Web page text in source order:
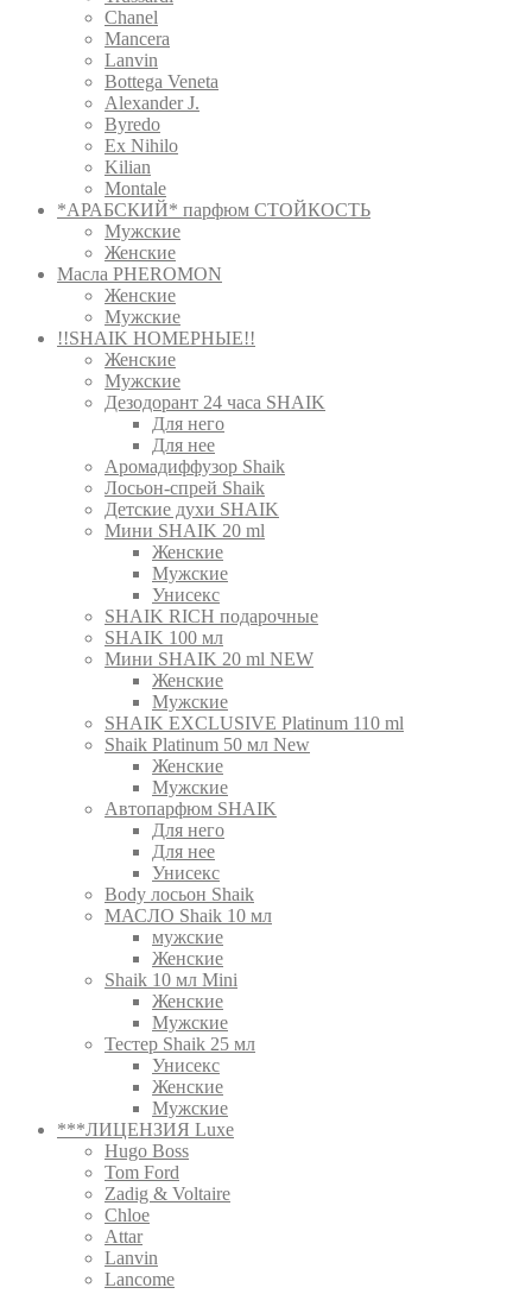
Chanel
Mancera
Lanvin
Bottega Veneta
Alexander J.
Byredo
Ex Nihilo
Kilian
Montale
*АРАБСКИЙ* парфюм СТОЙКОСТЬ
Мужские
Женские
Масла PHEROMON
Женские
Мужские
!!SHAIK НОМЕРНЫЕ!!
Женские
Мужские
Дезодорант 24 часа SHAIK
Для него
Для нее
Аромадиффузор Shaik
Лосьон-спрей Shaik
Детские духи SHAIK
Мини SHAIK 20 ml
Женские
Мужские
Унисекс
SHAIK RICH подарочные
SHAIK 100 мл
Мини SHAIK 20 ml NEW
Женские
Мужские
SHAIK EXCLUSIVE Platinum 110 ml
Shaik Platinum 50 мл New
Женские
Мужские
Автопарфюм SHAIK
Для него
Для нее
Унисекс
Body лосьон Shaik
МАСЛО Shaik 10 мл
мужские
Женские
Shaik 10 мл Mini
Женские
Мужские
Тестер Shaik 25 мл
Унисекс
Женские
Мужские
***ЛИЦЕНЗИЯ Luxe
Hugo Boss
Tom Ford
Zadig & Voltaire
Chloe
Attar
Lanvin
Lancome